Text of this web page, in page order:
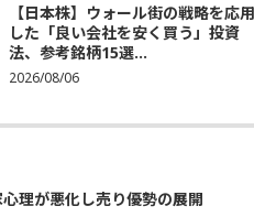
【日本株】ウォール街の戦略を応用
した「良い会社を安く買う」投資
法、参考銘柄15選...
2026/08/06
理が悪化し売り優勢の展開